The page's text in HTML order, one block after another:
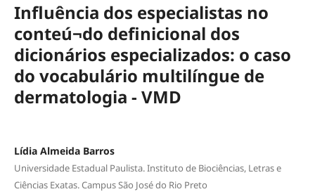
Influência dos especialistas no
conteú¬do definicional dos
dicionários especializados: o caso
do vocabulário multilíngue de
dermatologia - VMD
Lídia Almeida Barros
Universidade Estadual Paulista. Instituto de Biociências, Letras e
Ciências Exatas. Campus São José do Rio Preto